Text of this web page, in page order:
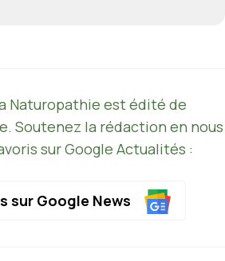
Naturopathie est édité de
Soutenez la rédaction en nous
sur Google Actualités :
sur Google News